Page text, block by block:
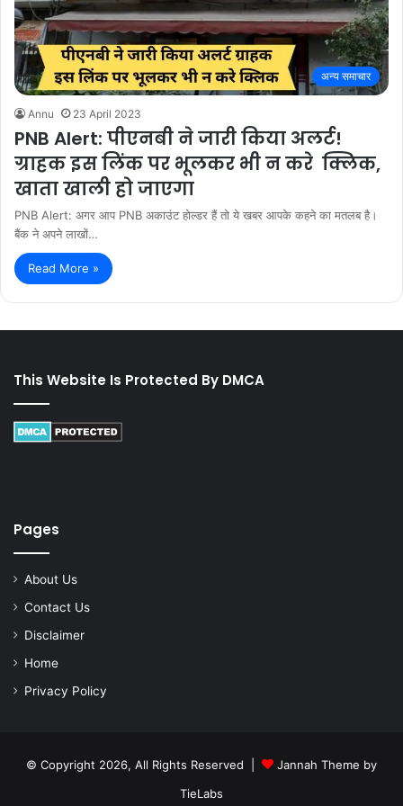
अन्य समाचार
Annu 23 April 2023
PNB Alert: पीएनबी ने जारी किया अलर्ट!
ग्राहक इस लिंक पर भूलकर भी न करे क्लिक,
खाता खाली हो जाएगा
PNB Alert: अगर आप PNB अकाउंट होल्डर हैं तो ये खबर आपके कहने का मतलब है।
बैंक ने अपने लाखों…
Read More »
This Website Is Protected By DMCA
Pages
About Us
Contact Us
Disclaimer
Home
Privacy Policy
© Copyright 2026, All Rights Reserved |
Jannah Theme by
TieLabs